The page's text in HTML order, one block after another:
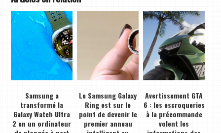
Samsung a
transformé la
Galaxy Watch Ultra
2 en un ordinateur
Le Samsung Galaxy
Ring est sur le
point de devenir le
premier anneau
Avertissement GTA
6 : les escroqueries
à la précommande
volent les